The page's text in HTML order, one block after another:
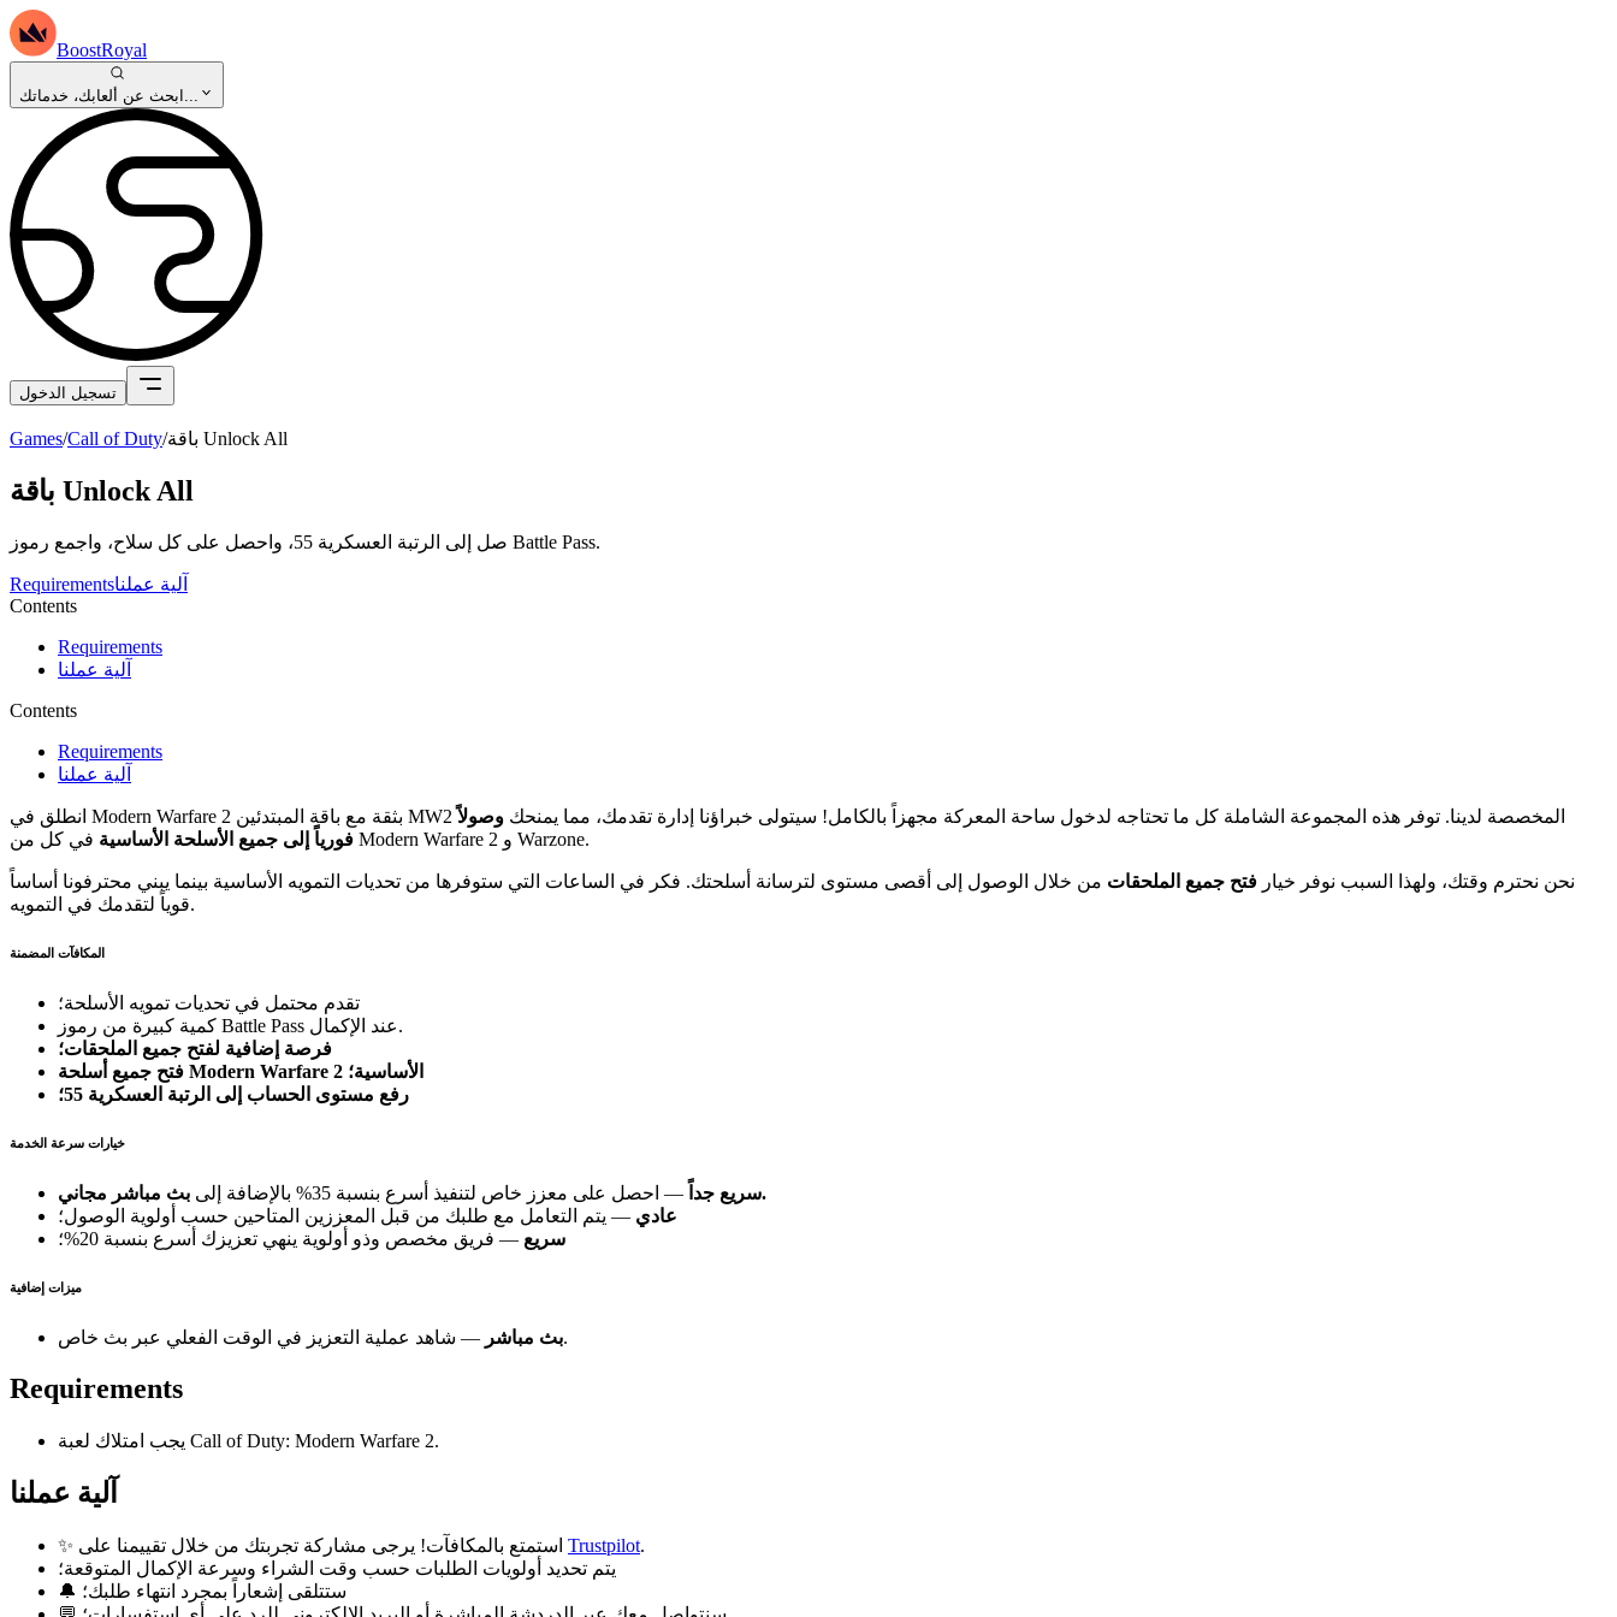
BoostRoyal
تسجيل الدخول
Games/Call of Duty/ باقة Unlock All
باقة Unlock All
صل إلى الرتبة العسكرية 55، واحصل على كل سلاح، واجمع رموز Battle Pass.
Requirementsآلية عملنا
Contents
Requirements
آلية عملنا
Contents
Requirements
آلية عملنا
انطلق في Modern Warfare 2 بثقة مع باقة المبتدئين MW2 المخصصة لدينا. توفر هذه المجموعة الشاملة كل ما تحتاجه لدخول ساحة المعركة مجهزاً بالكامل! سيتولى خبراؤنا إدارة تقدمك، مما يمنحك وصولاً
فورياً إلى جميع الأسلحة الأساسية
في كل من Modern Warfare 2 و Warzone.
نحن نحترم وقتك، ولهذا السبب نوفر خيار فتح جميع الملحقات من خلال الوصول إلى أقصى مستوى لترسانة أسلحتك. فكر في الساعات التي ستوفرها من تحديات التمويه الأساسية بينما يبني محترفونا أساساً
قوياً لتقدمك في التمويه.
المكافآت المضمنة
تقدم محتمل في تحديات تمويه الأسلحة؛
كمية كبيرة من رموز Battle Pass عند الإكمال.
فرصة إضافية لفتح جميع الملحقات؛
فتح جميع أسلحة Modern Warfare 2 الأساسية؛
رفع مستوى الحساب إلى الرتبة العسكرية 55؛
خيارات سرعة الخدمة
سريع جداً — احصل على معزز خاص لتنفيذ أسرع بنسبة 35% بالإضافة إلى
بث مباشر مجاني.
عادي — يتم التعامل مع طلبك من قبل المعززين المتاحين حسب أولوية الوصول؛
سريع — فريق مخصص وذو أولوية ينهي تعزيزك أسرع بنسبة 20%؛
ميزات إضافية
بث مباشر— شاهد عملية التعزيز في الوقت الفعلي عبر بث خاص.
Requirements
يجب امتلاك لعبة Call of Duty: Modern Warfare 2.
آلية عملنا
Trustpilot.
يتم تحديد أولويات الطلبات حسب وقت الشراء وسرعة الإكمال المتوقعة؛
🔔 ستتلقى إشعاراً بمجرد انتهاء طلبك؛